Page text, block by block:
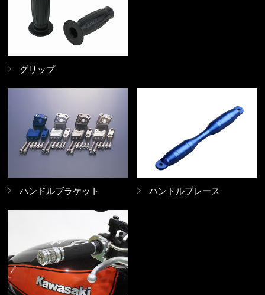
グリップ
ハンドルブラケット ハンドルブレース